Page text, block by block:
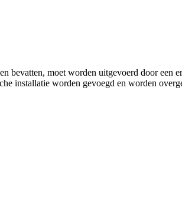
bevatten, moet worden uitgevoerd door een
installatie worden gevoegd en worden